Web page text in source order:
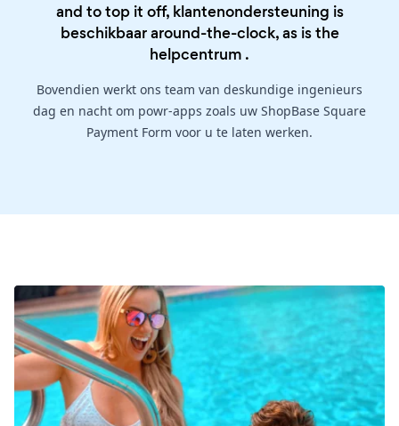
and to top it off, klantenondersteuning is
beschikbaar around-the-clock, as is the
helpcentrum .
Bovendien werkt ons team van deskundige ingenieurs
dag en nacht om powr-apps zoals uw ShopBase Square
Payment Form voor u te laten werken.